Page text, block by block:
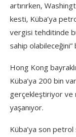
artırırken,
kesti, Küba’ya
vergisi tehditinde
sahip
Hong Kong
Küba’ya 200 bin
gerçekleştiriyor ve
yaşanıyor.
Küba’ya son petrol